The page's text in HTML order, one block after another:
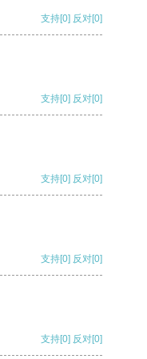
支持[0] 反对[0]
支持[0] 反对[0]
支持[0] 反对[0]
支持[0] 反对[0]
支持[0] 反对[0]